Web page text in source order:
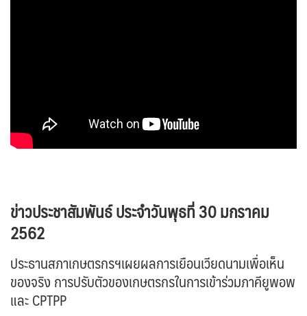
ข่าวประชาสัมพันธ์ ประจำวันพุธที่ 30 มกราคม
2562
ประธานสภาเกษตรกรฯเผยผลการเยือนเวียดนามเพื่อเห็น
ของจริง การปรับตัวของเกษตรกรในการเข้าร่วมภาคียูพอพ
และ CPTPP